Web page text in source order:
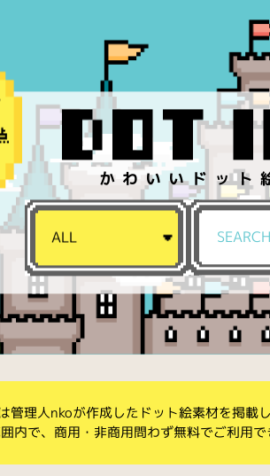
かわいいドット
管理人nkoが作成したドット絵素材を掲載
内で、商用・非商用問わず無料でご利用